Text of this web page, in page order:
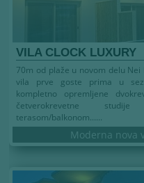
VILA CLOCK LUXURY
70m od plaže u novom delu Nei
vila prve goste prima u
kompletno opremljene
četverokrevetne
terasom/balkonom......
Moderna nova